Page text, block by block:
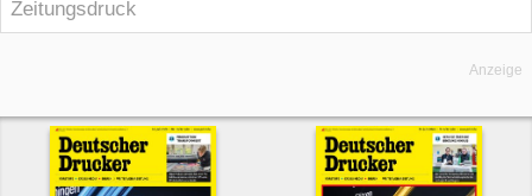
Zeitungsdruck
Anzeige